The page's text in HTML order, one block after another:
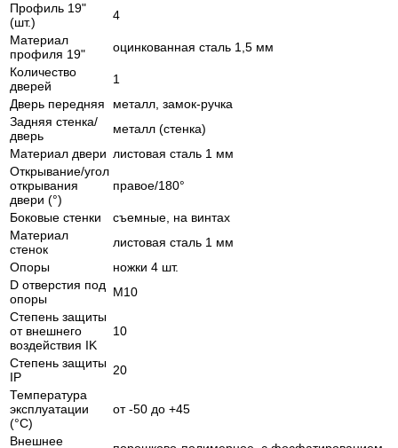
Профиль 19"
(шт.)
4
Материал
профиля 19"
оцинкованная сталь 1,5 мм
Количество
дверей
1
Дверь передняя
металл, замок-ручка
Задняя стенка/
дверь
металл (стенка)
Материал двери листовая сталь 1 мм
Открывание/угол
открывания
двери (°)
правое/180°
Боковые стенки
съемные, на винтах
Материал
стенок
листовая сталь 1 мм
Опоры
ножки 4 шт.
D отверстия под
опоры
M10
Степень защиты
от внешнего
воздействия IK
10
Степень защиты
IP
20
Температура
эксплуатации
(°С)
от -50 до +45
Внешнее